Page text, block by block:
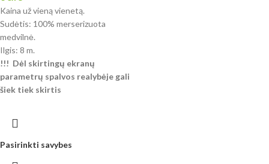
Kaina už vieną vienetą.
Sudėtis: 100% merserizuota
medvilnė.
Ilgis: 8 m.
!!! Dėl skirtingų ekranų
parametrų spalvos realybėje gali
šiek tiek skirtis
Pasirinkti savybes